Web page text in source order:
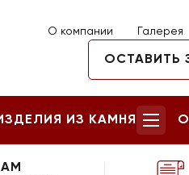
О компании Галерея
ОСТАВИТЬ
ИЗ КАМНЯ